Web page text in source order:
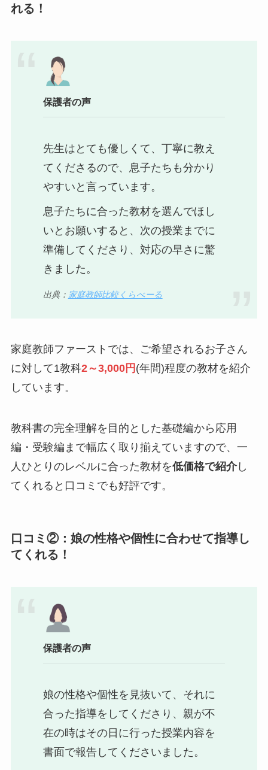
れる！
保護者の声
先生はとても優しくて、丁寧に教え
てくださるので、息子たちも分かり
やすいと言っています。
息子たちに合った教材を選んでほし
いとお願いすると、次の授業までに
準備してくださり、対応の早さに驚
きました。
出典： 家庭教師比較くらべーる
家庭教師ファーストでは、ご希望されるお子さん
に対して1教科2～3,000円 (年間)程度の教材を紹介
しています。
教科書の完全理解を目的とした基礎編から応用
編・受験編まで幅広く取り揃えていますので、一
人ひとりのレベルに合った教材を低価格で紹介し
てくれると口コミでも好評です。
口コミ②：娘の性格や個性に合わせて指導し
てくれる！
保護者の声
娘の性格や個性を見抜いて、それに
合った指導をしてくださり、親が不
在の時はその日に行った授業内容を
書面で報告してくださいました。